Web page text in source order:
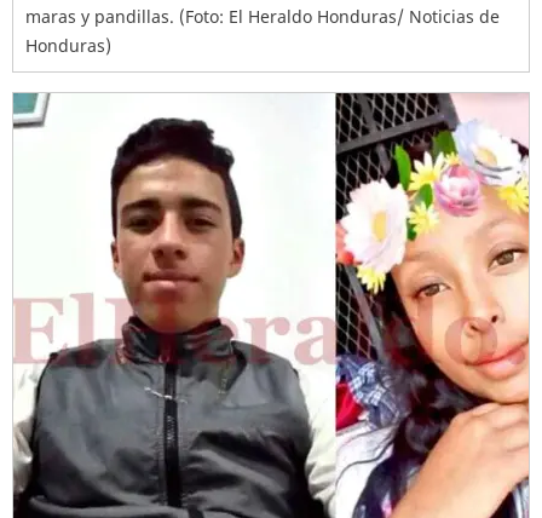
maras y pandillas. (Foto: El Heraldo Honduras/ Noticias de
Honduras)